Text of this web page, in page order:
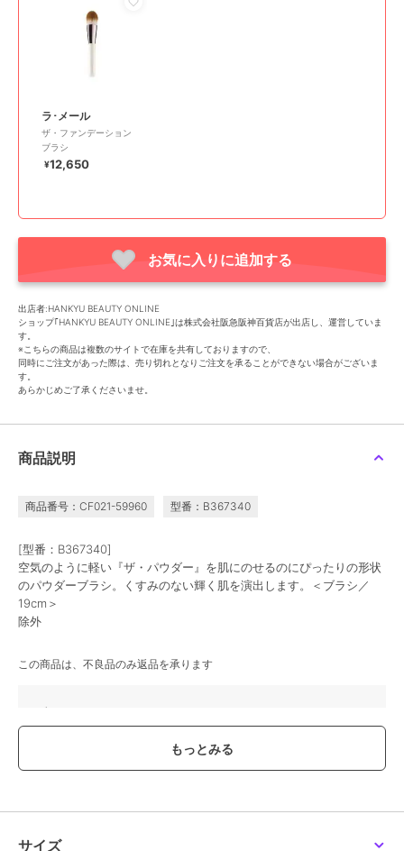
ラ･メール
ザ・ファンデーション
ブラシ
¥12,650
お気に入りに追加する
出店者:HANKYU BEAUTY ONLINE
ショップ｢HANKYU BEAUTY ONLINE｣は株式会社阪急阪神百貨店が出店し、運営していま
す。
※こちらの商品は複数のサイトで在庫を共有しておりますので、
同時にご注文があった際は、売り切れとなりご注文を承ることができない場合がございま
す。
あらかじめご了承くださいませ。
商品説明
商品番号：CF021-59960 型番：B367340
[型番：B367340]
空気のように軽い『ザ・パウダー』を肌にのせるのにぴったりの形状
のパウダーブラシ。くすみのない輝く肌を演出します。＜ブラシ／
19cm＞
除外
この商品は、不良品のみ返品を承ります
ブランド
性別タイプ
レディース
サイズ